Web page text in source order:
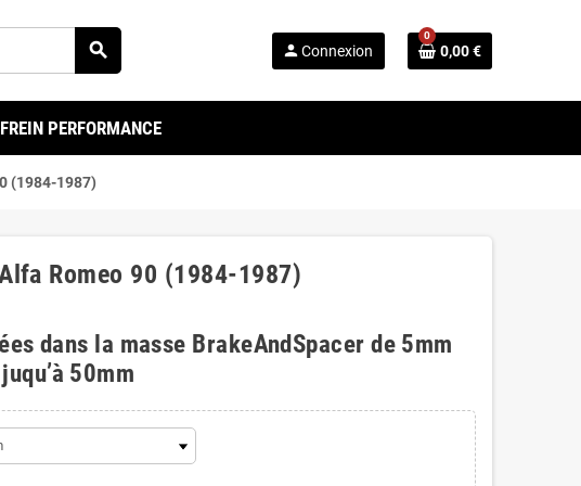
search person Connexion
0
0,00 €
PERFORMANCE
(1984-1987)
Romeo 90 (1984-1987)
dans la masse BrakeAndSpacer de 5mm
50mm